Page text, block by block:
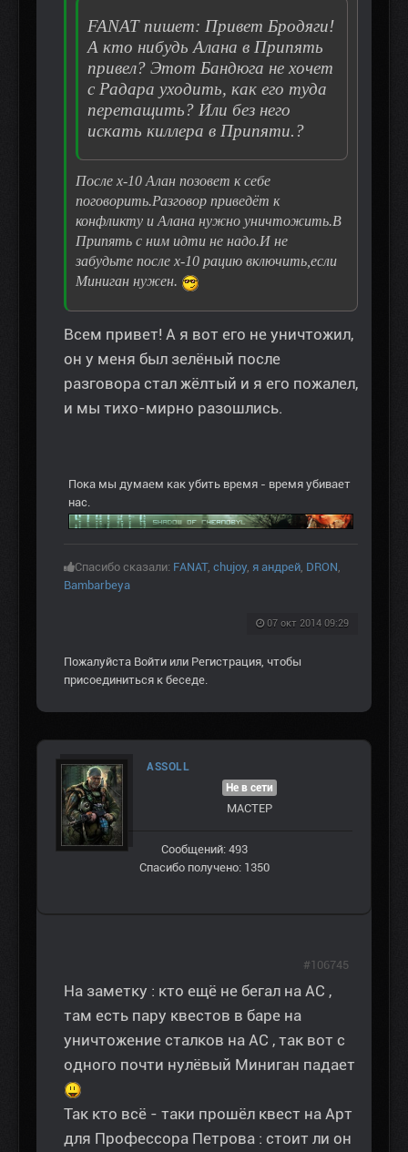
FANAT пишет: Привет Бродяги!
А кто нибудь Алана в Припять
привел? Этот Бандюга не хочет
с Радара уходить, как его туда
перетащить? Или без него
искать киллера в Припяти.?
После x-10 Алан позовет к себе
поговорить.Разговор приведёт к
конфликту и Алана нужно уничтожить.В
Припять с ним идти не надо.И не
забудьте после x-10 рацию включить,если
Миниган нужен.
Всем привет! А я вот его не уничтожил,
он у меня был зелёный после
разговора стал жёлтый и я его пожалел,
и мы тихо-мирно разошлись.
Пока мы думаем как убить время - время убивает
нас.
Спасибо сказали: FANAT, chujoy я андрей DRON
Bambarbeya
07 окт 2014 09:29
Пожалуйста Войти или Регистрация , чтобы
присоединиться к беседе.
ASSOLL
Не в сети
МАСТЕР
Сообщений: 493
Спасибо получено: 1350
На заметку : кто ещё не бегал на АС ,
там есть пару квестов в баре на
уничтожение сталков на АС , так вот с
одного почти нулёвый Миниган падает
Так кто всё - таки прошёл квест на Арт
для Профессора Петрова : стоит ли он
#106745